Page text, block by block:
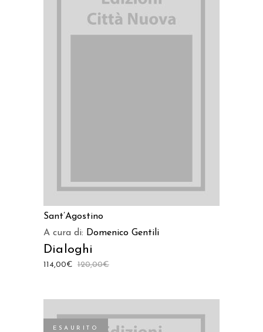
Sant’Agostino
A cura di: Domenico Gentili
Dialoghi
120,00€
114,00€
ESAURITO